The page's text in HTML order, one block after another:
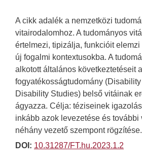
A cikk adalék a nemzetközi
vitairodalomhoz. A tudományos
értelmezi, tipizálja, funkcióit
új fogalmi kontextusokba. A
alkotott általános következtetéseit a
fogyatékosságtudomány
Disability Studies) belső vitáinak
ágyazza. Célja: téziseinek
inkább azok levezetése és további
néhány vezető szempont
DOI: 10.31287/FT.hu.2023.1.2